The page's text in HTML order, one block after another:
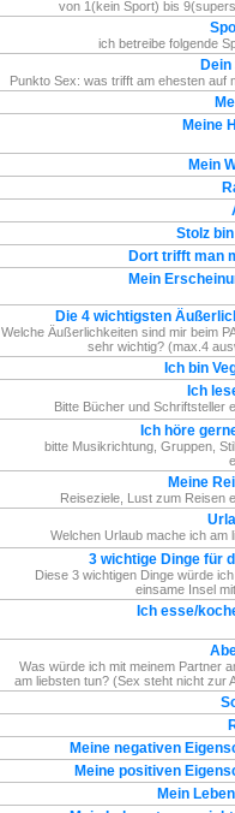
von 1(kein Sport) bis
ich betreibe folgende
Punkto Sex: was trifft am ehesten auf
Meine
Mein
Stolz
Dort trifft man
Mein
Die 4 wichtigsten
Welche Äußerlichkeiten sind mir beim
sehr wichtig? (max.4
Ich bin
Ich
Bitte Bücher und Schriftsteller
Ich höre
bitte Musikrichtung, Gruppen,
Meine
Reiseziele, Lust zum Reisen
Welchen Urlaub mache ich am
3 wichtige Dinge für
Diese 3 wichtigen Dinge würde
einsame Insel
Ich esse/
Was würde ich mit meinem Partner
am liebsten tun? (Sex steht nicht zur
Meine negativen
Meine positiven
Mein